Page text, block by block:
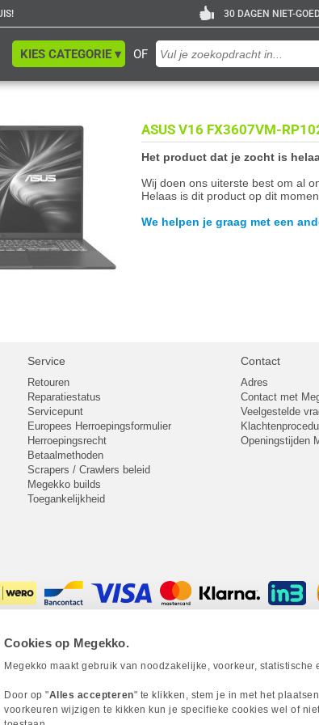
Cookies op Megekko.
Megekko maakt gebruik van noodzakelijke, voorkeur,
Door op "Alles accepteren" te klikken, stem je in met het
voorkeuren wijzigen te kikken kun je specifieke cookies wel of
30 DAGEN NIET-
OF
KIES CATEGORIE ▾
ASUS V16 FX3607VM-
Het product dat je zocht is
Wij doen ons uiterste best om al
Helaas is dit product op dit
We helpen je graag met een
Service
Retouren
Reparatiestatus
Servicepunt
Europees Herroepingsformulier
Herroepingsrecht
Betaalmethoden
Scrapers / Crawlers beleid
Megekko builds
Toegankelijkheid
Contact
Adres
Contact met
Veelgestelde
Openingstijden